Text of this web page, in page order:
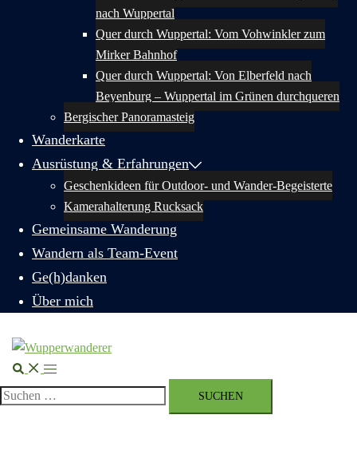
nach Wuppertal
Quer durch Wuppertal: Vom Vohwinkler zum
Mirker Bahnhof
Quer durch Wuppertal: Von Elberfeld nach
Beyenburg – Wuppertal im Grünen durchqueren
Bergischer Panoramasteig
Wanderkarte
Ausrüstung & Erfahrungen
Geschenkideen für Outdoor- und Wander-Begeisterte
Kamerahalterung Rucksack
Gemeinsame Wanderung
Wandern als Team-Event
Ge(h)danken
Über mich
Suche Menü
umschalten
Suchen